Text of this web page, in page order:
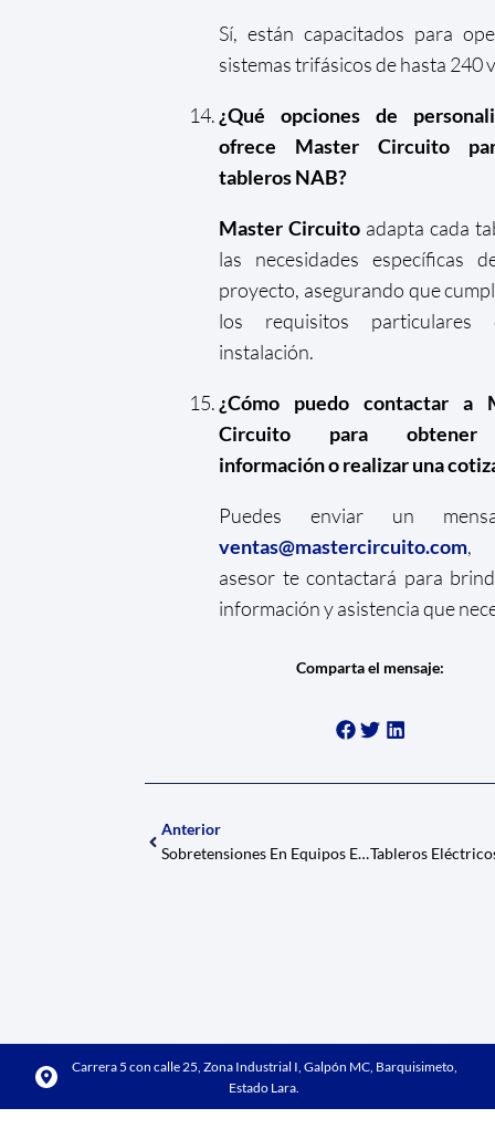
Sí, están capacitados para
sistemas trifásicos de hasta 240
¿Qué opciones de
ofrece Master Circuito
tableros NAB?
Master Circuito adapta cada
las necesidades específicas
proyecto, asegurando que
los requisitos
instalación.
¿Cómo puedo contactar a
Circuito para obtener
información o realizar una
Puedes enviar un
ventas@mastercircuito.com,
asesor te contactará para
información y asistencia que
Comparta el mensaje:
Anterior
Sobretensiones En Equipos Eléctricos: ¿Cómo Evitar Daños Irreparables?
Carrera 5 con calle 25, Zona Industrial I, Galpón MC, Barquisimeto,
Estado Lara.